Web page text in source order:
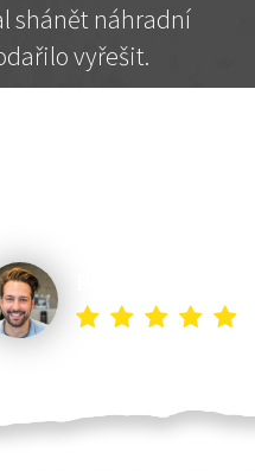
shánět náhradní
vyřešit.